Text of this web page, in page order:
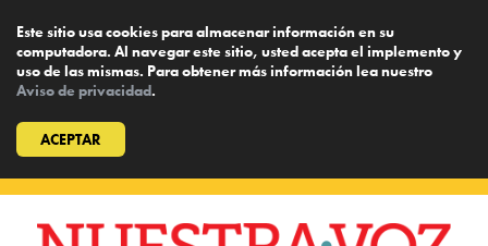
Este sitio usa cookies para almacenar información en su
computadora. Al navegar este sitio, usted acepta el implemento y
uso de las mismas. Para obtener más información lea nuestro
Aviso de privacidad.
ACEPTAR
content